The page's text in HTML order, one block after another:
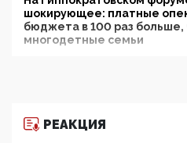
шокирующее: платные
бюджета в 100 раз больше,
многодетные семьи
11:53, 09 Июня 2026
РЕАКЦИЯ